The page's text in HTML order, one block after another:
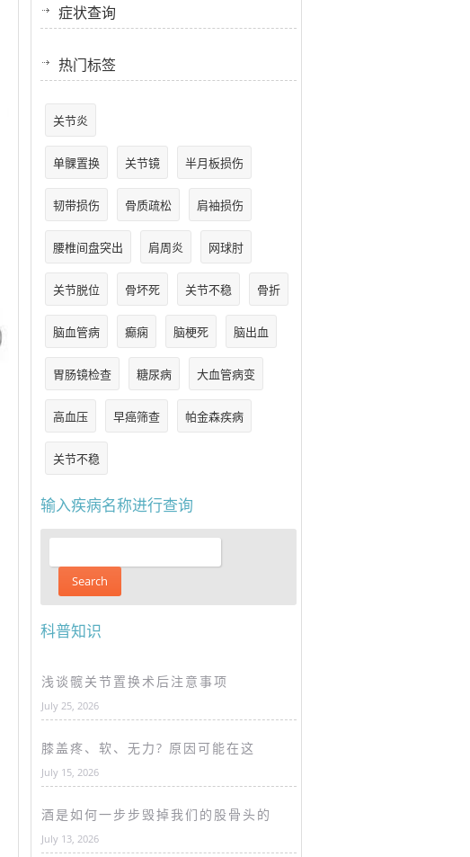
症状查询
热门标签
关节炎
单髁置换 关节镜 半月板损伤
韧带损伤 骨质疏松 肩袖损伤
腰椎间盘突出 肩周炎 网球肘
关节脱位 骨坏死 关节不稳 骨折
脑血管病 癫痫 脑梗死 脑出血
胃肠镜检查 糖尿病 大血管病变
高血压 早癌筛查 帕金森疾病
关节不稳
输入疾病名称进行查询
科普知识
浅谈髋关节置换术后注意事项
July 25, 2026
膝盖疼、软、无力? 原因可能在这
July 15, 2026
酒是如何一步步毁掉我们的股骨头的
July 13, 2026